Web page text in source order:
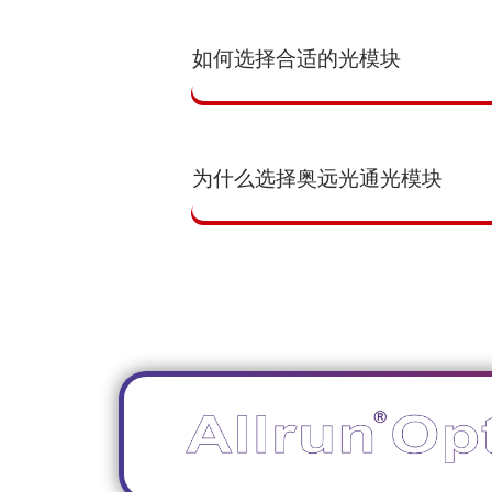
如何选择合适的光模块
为什么选择奥远光通光模块